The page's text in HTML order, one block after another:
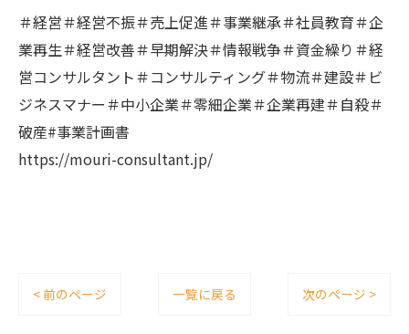
＃経営＃経営不振＃売上促進＃事業継承＃社員教育＃企
業再生＃経営改善＃早期解決＃情報戦争＃資金繰り＃経
営コンサルタント＃コンサルティング＃物流＃建設＃ビ
ジネスマナー＃中小企業＃零細企業＃企業再建＃自殺＃
破産#事業計画書
https://mouri-consultant.jp/
< 前のページ 一覧に戻る 次のページ >